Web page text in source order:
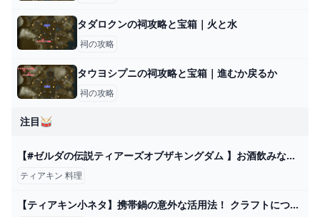
タダロクンの祠攻略と宝箱｜火と水
祠の攻略
タウヨシプニの祠攻略と宝箱｜進むか戻るか
祠の攻略
注目🥁
【#ゼルダの伝説ティアーズオブザキングダム 】お酒飲みながら井戸探して三千里･･･ #62 【 ファニル･δ / セルフ受肉Vtuber 】 - YouTube
ティアキン 料理
【ティアキン小ネタ】携帯鍋の意外な活用法！ クラフトにつかったり矢で撃ったりと便利な鍋 - YouTube